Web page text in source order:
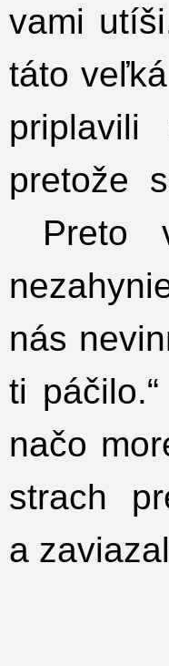
vami
táto
pretože
Preto
nás
ti páčilo.“
načo
strach
a